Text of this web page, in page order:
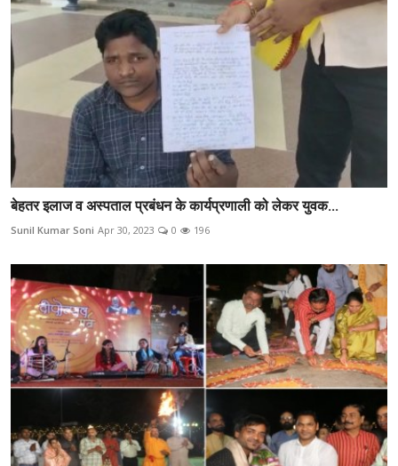
बेहतर इलाज व अस्पताल प्रबंधन के कार्यप्रणाली को लेकर युवक...
Sunil Kumar Soni Apr 30, 2023 0 196